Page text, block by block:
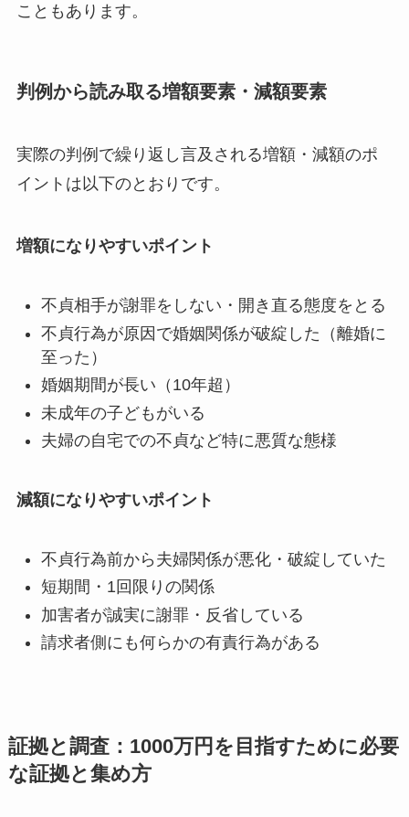
こともあります。
判例から読み取る増額要素・減額要素
実際の判例で繰り返し言及される増額・減額のポ
イントは以下のとおりです。
増額になりやすいポイント
不貞相手が謝罪をしない・開き直る態度をとる
不貞行為が原因で婚姻関係が破綻した（離婚に
至った）
婚姻期間が長い（10年超）
未成年の子どもがいる
夫婦の自宅での不貞など特に悪質な態様
減額になりやすいポイント
不貞行為前から夫婦関係が悪化・破綻していた
短期間・1回限りの関係
加害者が誠実に謝罪・反省している
請求者側にも何らかの有責行為がある
証拠と調査：1000万円を目指すために必要
な証拠と集め方